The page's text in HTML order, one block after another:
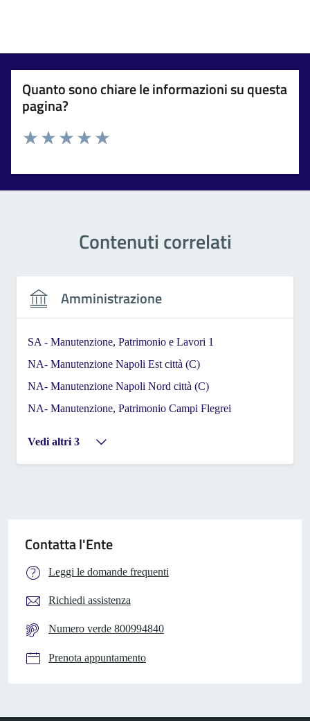
Quanto sono chiare le informazioni su questa
pagina?
Contenuti correlati
Amministrazione
SA - Manutenzione, Patrimonio e Lavori 1
NA- Manutenzione Napoli Est città (C)
NA- Manutenzione Napoli Nord città (C)
NA- Manutenzione, Patrimonio Campi Flegrei
Vedi altri 3
Contatta l'Ente
Leggi le domande frequenti
Richiedi assistenza
Numero verde 800994840
Prenota appuntamento